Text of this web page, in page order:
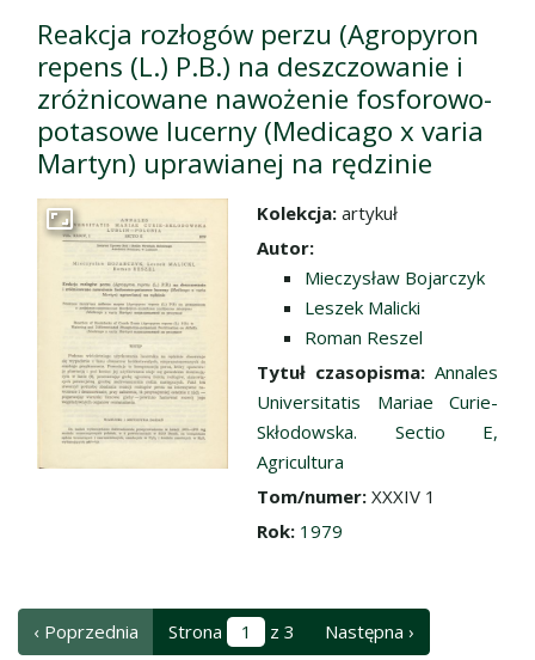
Reakcja rozłogów perzu (Agropyron
repens (L.) P.B.) na deszczowanie i
zróżnicowane nawożenie fosforowo-
potasowe lucerny (Medicago x varia
Martyn) uprawianej na rędzinie
Przejdź do zbioru
Kolekcja: artykuł
Autor:
Mieczysław Bojarczyk
Leszek Malicki
Roman Reszel
Tytuł czasopisma: Annales
Universitatis Mariae Curie-
Skłodowska. Sectio E,
Agricultura
Tom/numer: XXXIV 1
Rok: 1979
‹ Poprzednia Strona z 3 Następna ›